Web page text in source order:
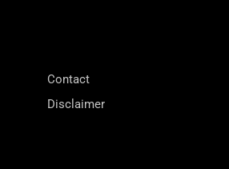
Contact
Disclaimer